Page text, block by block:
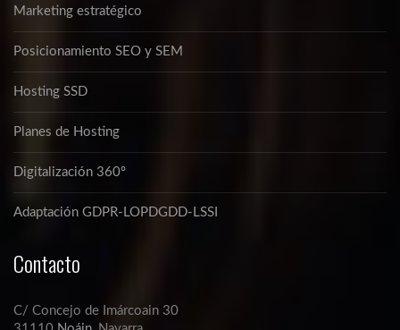
Marketing estratégico
Posicionamiento SEO y SEM
Hosting SSD
Planes de Hosting
Digitalización 360º
Adaptación GDPR-LOPDGDD-LSSI
Contacto
C/ Concejo de Imárcoain 30